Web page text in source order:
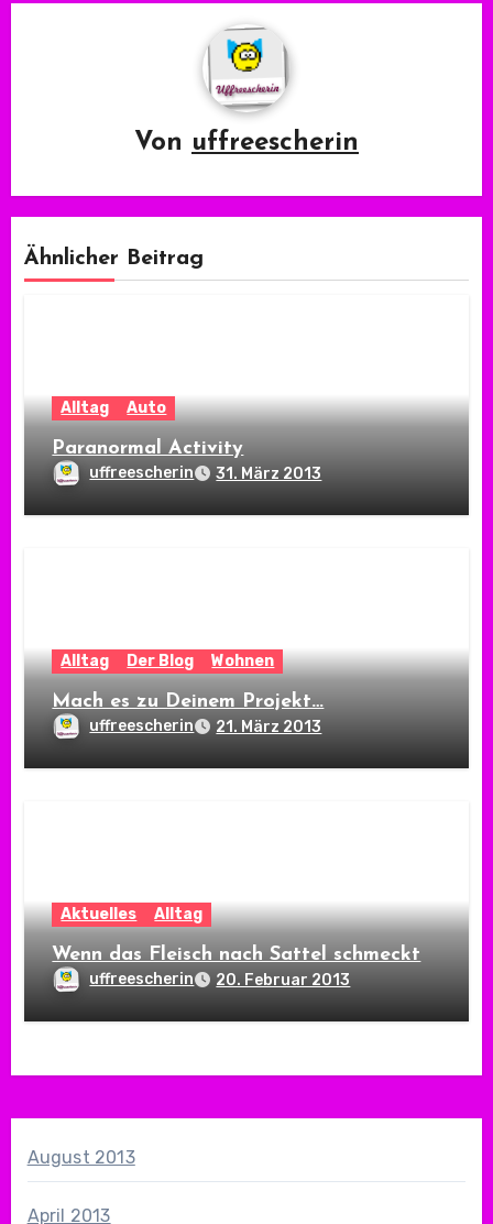
Von uffreescherin
Ähnlicher Beitrag
Alltag Auto
Paranormal Activity
uffreescherin 31. März 2013
Alltag Der Blog Wohnen
Mach es zu Deinem Projekt…
uffreescherin 21. März 2013
Aktuelles Alltag
Wenn das Fleisch nach Sattel schmeckt
uffreescherin 20. Februar 2013
August 2013
April 2013